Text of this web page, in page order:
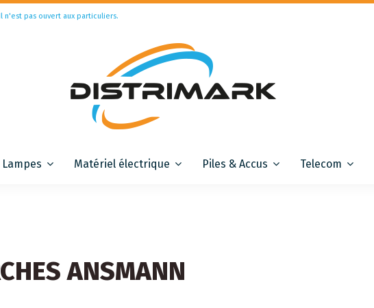
n'est pas ouvert aux particuliers.
Lampes Matériel électrique Piles & Accus Telecom
ANSMANN